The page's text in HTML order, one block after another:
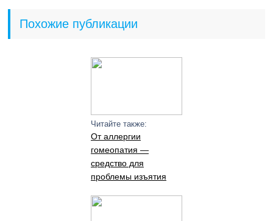
Похожие публикации
Читайте также:
От аллергии
гомеопатия —
средство для
проблемы изъятия